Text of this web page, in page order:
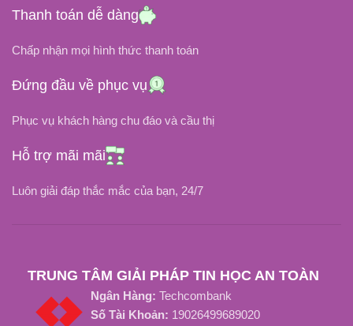
DUNG LƯỢNG PIN
36Wh / 3300mAh
LOẠI PIN Li-Ion
58.75Wh / 3815mAh
TUỔI THỌ PIN
Thanh toán dễ dàng
Chấp nhận mọi hình thức thanh toán
Đứng đầu về phục vụ
Phục vụ khách hàng chu đáo và cầu thị
Hỗ trợ mãi mãi
Luôn giải đáp thắc mắc của bạn, 24/7
TRUNG TÂM GIẢI PHÁP TIN HỌC AN TOÀN
Ngân Hàng: Techcombank
Số Tài Khoản: 19026499689020